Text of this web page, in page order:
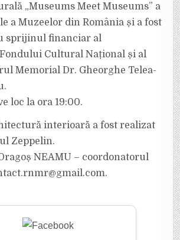
„Museums Meet Museums” a
a Muzeelor din România și a fost
sprijinul financiar al
Cultural Național și al
Memorial Dr. Gheorghe Telea-
loc la ora 19:00.
interioară a fost realizat
Zeppelin.
NEAMU – coordonatorul